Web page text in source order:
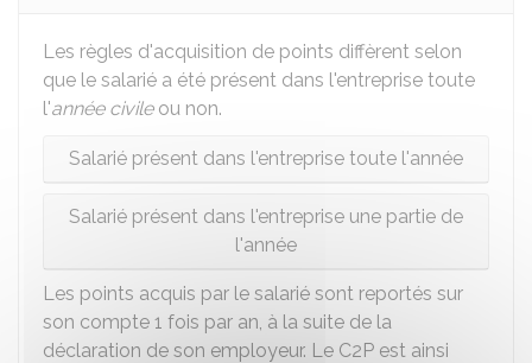
Les règles d'acquisition de points diffèrent selon
que le salarié a été présent dans l'entreprise toute
l'année civileou non.
Salarié présent dans l'entreprise toute l'année
Salarié présent dans l'entreprise une partie de
l'année
Les points acquis par le salarié sont reportés sur
son compte 1 fois par an, à la suite de la
déclaration de son employeur. Le C2P est ainsi